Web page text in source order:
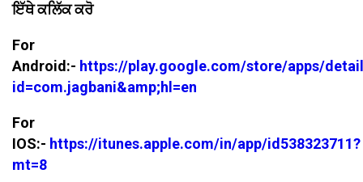
ਇੱਥੇ ਕਲਿੱਕ ਕਰੋ
For
Android:- https://play.google.com/store/apps/
id=com.jagbani&amp;hl=en
For
IOS:- https://itunes.apple.com/in/app/id538323711?
mt=8